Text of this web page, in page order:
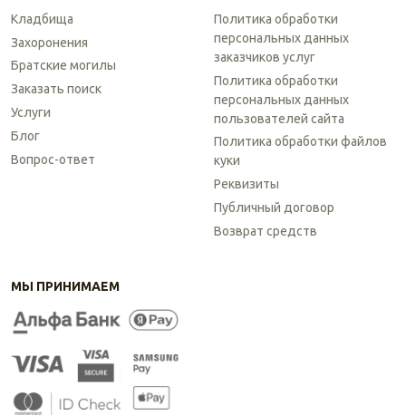
Кладбища
Захоронения
Братские могилы
Заказать поиск
Услуги
Блог
Вопрос-ответ
Политика обработки
персональных данных
заказчиков услуг
Политика обработки
персональных данных
пользователей сайта
Политика обработки файлов
куки
Реквизиты
Публичный договор
Возврат средств
МЫ ПРИНИМАЕМ